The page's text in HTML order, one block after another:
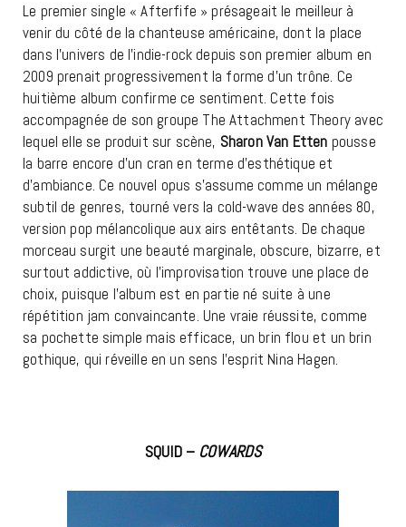
Le premier single « Afterfife » présageait le meilleur à
venir du côté de la chanteuse américaine, dont la place
dans l’univers de l’indie-rock depuis son premier album en
2009 prenait progressivement la forme d’un trône. Ce
huitième album confirme ce sentiment. Cette fois
accompagnée de son groupe The Attachment Theory avec
lequel elle se produit sur scène, Sharon Van Etten pousse
la barre encore d’un cran en terme d’esthétique et
d’ambiance. Ce nouvel opus s’assume comme un mélange
subtil de genres, tourné vers la cold-wave des années 80,
version pop mélancolique aux airs entêtants. De chaque
morceau surgit une beauté marginale, obscure, bizarre, et
surtout addictive, où l’improvisation trouve une place de
choix, puisque l’album est en partie né suite à une
répétition jam convaincante. Une vraie réussite, comme
sa pochette simple mais efficace, un brin flou et un brin
gothique, qui réveille en un sens l’esprit Nina Hagen.
SQUID – COWARDS